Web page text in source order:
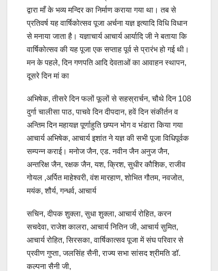
द्वारा माँ के भव्य मन्दिर का निर्माण कराया गया था। तब से
प्रतिवर्ष यह वार्षिकोत्सव पूजा अर्चना यज्ञ इत्यादि विधि विधान
से मनाया जाता है। यज्ञाचार्य आचार्य आर्यादि जी ने बताया कि
वार्षिकोत्सव की यह पूजा एक सप्ताह पूर्व से प्रारंभ हो गई थी।
मन के पहले, दिन गणपति आदि देवताओं का आवाहन स्थापन,
दूसरे दिन मां का
अभिषेक, तीसरे दिन फलों फूलों से सहस्रार्चन, चौथे दिन 108
दुर्गा चालीसा पाठ, पाचवे दिन दीपदान, हवें दिन संकीर्तन व
अन्तिम दिन महायज्ञ पूर्णाहुति छप्पन भोग व भंडारा किया गया
आचार्य अभिषेक, आचार्य इशांत ने यज्ञ की सभी पूजा विधिपूर्वक
सम्पन्न कराई। मनोज जैन, एड. नवीन जैन अनुज जैन,
अन्तरिक्ष जैन, रक्षक जैन, यश, क्रिश, सुधीर कौशिक, राजीव
गोयल ,अर्पित माहेश्वरी, वंश मारहाण, शोभित गौतम, नवजोत,
मयंक, शौर्य, गन्धर्व, आचार्य
सचिन, दीपक शुक्ला, सुधा शुक्ला, आचार्य रोहित, करन
सचदेवा, राजेश कालरा, आचार्य नितिन जी, आचार्य सुमित,
आचार्य रोहित, सिरसका, वार्षिकात्सव पूजा में संघ परिवार से
प्रवीण गुप्ता, जलसिंह सैनी, राज्य सभा सांसद श्रीमति डॉ.
कल्पना सैनी जी,